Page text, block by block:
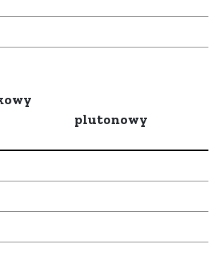
plutonowy